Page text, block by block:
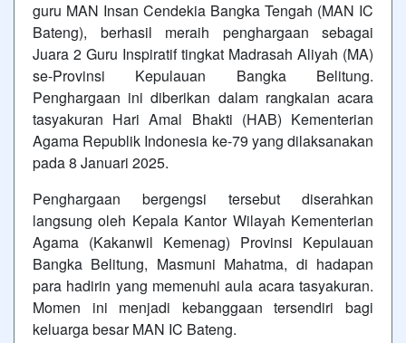
guru MAN Insan Cendekia Bangka Tengah (MAN IC
Bateng), berhasil meraih penghargaan sebagai
Juara 2 Guru Inspiratif tingkat Madrasah Aliyah (MA)
se-Provinsi Kepulauan Bangka Belitung.
Penghargaan ini diberikan dalam rangkaian acara
tasyakuran Hari Amal Bhakti (HAB) Kementerian
Agama Republik Indonesia ke-79 yang dilaksanakan
pada 8 Januari 2025.
Penghargaan bergengsi tersebut diserahkan
langsung oleh Kepala Kantor Wilayah Kementerian
Agama (Kakanwil Kemenag) Provinsi Kepulauan
Bangka Belitung, Masmuni Mahatma, di hadapan
para hadirin yang memenuhi aula acara tasyakuran.
Momen ini menjadi kebanggaan tersendiri bagi
keluarga besar MAN IC Bateng.